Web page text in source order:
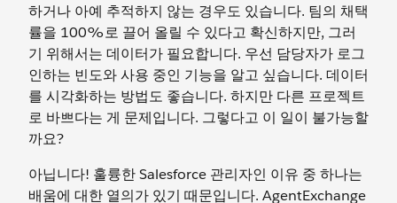
하거나 아예 추적하지 않는 경우도 있습니다. 팀의 채택
률을 100%로 끌어 올릴 수 있다고 확신하지만, 그러
기 위해서는 데이터가 필요합니다. 우선 담당자가 로그
인하는 빈도와 사용 중인 기능을 알고 싶습니다. 데이터
를 시각화하는 방법도 좋습니다. 하지만 다른 프로젝트
로 바쁘다는 게 문제입니다. 그렇다고 이 일이 불가능할
까요?
아닙니다! 훌륭한 Salesforce 관리자인 이유 중 하나는
배움에 대한 열의가 있기 때문입니다. AgentExchange